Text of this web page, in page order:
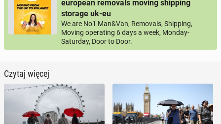
european removals moving shipping
storage uk-eu
We are No1 Man&Van, Removals, Shipping,
Moving operating 6 days a week, Monday-
Saturday, Door to Door.
Czytaj więcej